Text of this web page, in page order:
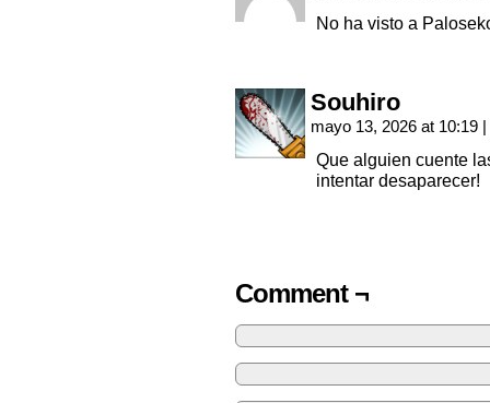
No ha visto a
Souhiro
mayo 13, 2026 at 10:19 |
Que alguien cuente
intentar desaparecer!
Comment ¬